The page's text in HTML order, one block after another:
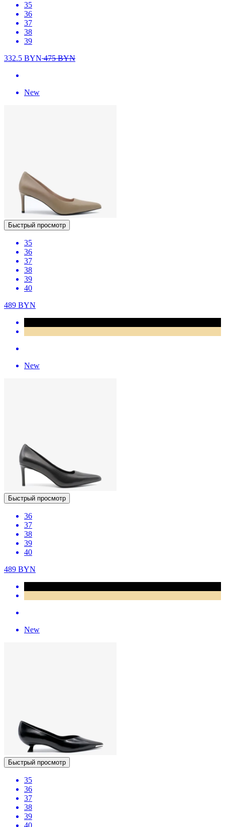
35
36
37
38
39
332.5 BYN475BYN
New
Быстрый просмотр
35
36
37
38
39
40
489 BYN
New
Быстрый просмотр
36
37
38
39
40
489 BYN
New
Быстрый просмотр
35
36
37
38
39
40